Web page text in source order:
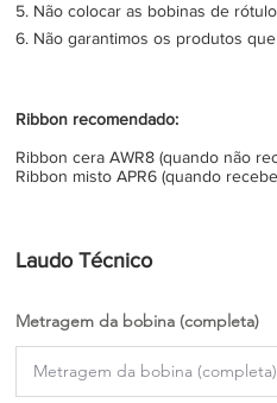
5. Não colocar as bobinas de
6. Não garantimos os produtos
Ribbon recomendado:
Ribbon cera AWR8 (quando não
Ribbon misto APR6 (quando
Laudo Técnico
Metragem da bobina (completa)